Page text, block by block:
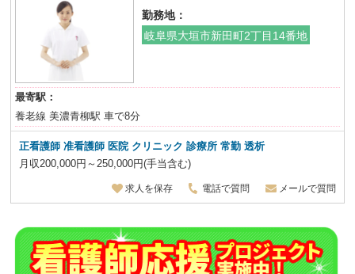
勤務地：
岐阜県大垣市新田町2丁目14番地
最寄駅：
養老線 美濃青柳駅 車で8分
正看護師 准看護師 医院 クリニック 診療所 常勤 透析
月収200,000円～250,000円(手当含む)
求人を保存 電話で質問 メールで質問